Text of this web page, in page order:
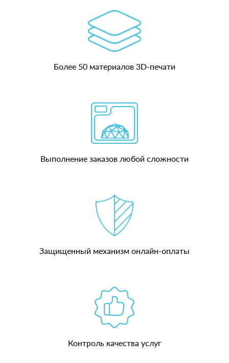
Более 50 материалов 3D-печати
Выполнение заказов любой сложности
Защищенный механизм онлайн-оплаты
Контроль качества услуг